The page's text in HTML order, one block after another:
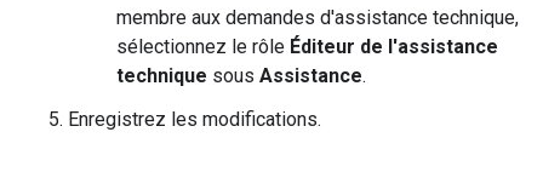
membre aux demandes d'assistance technique,
sélectionnez le rôle Éditeur de l'assistance
technique sous Assistance.
Enregistrez les modifications.